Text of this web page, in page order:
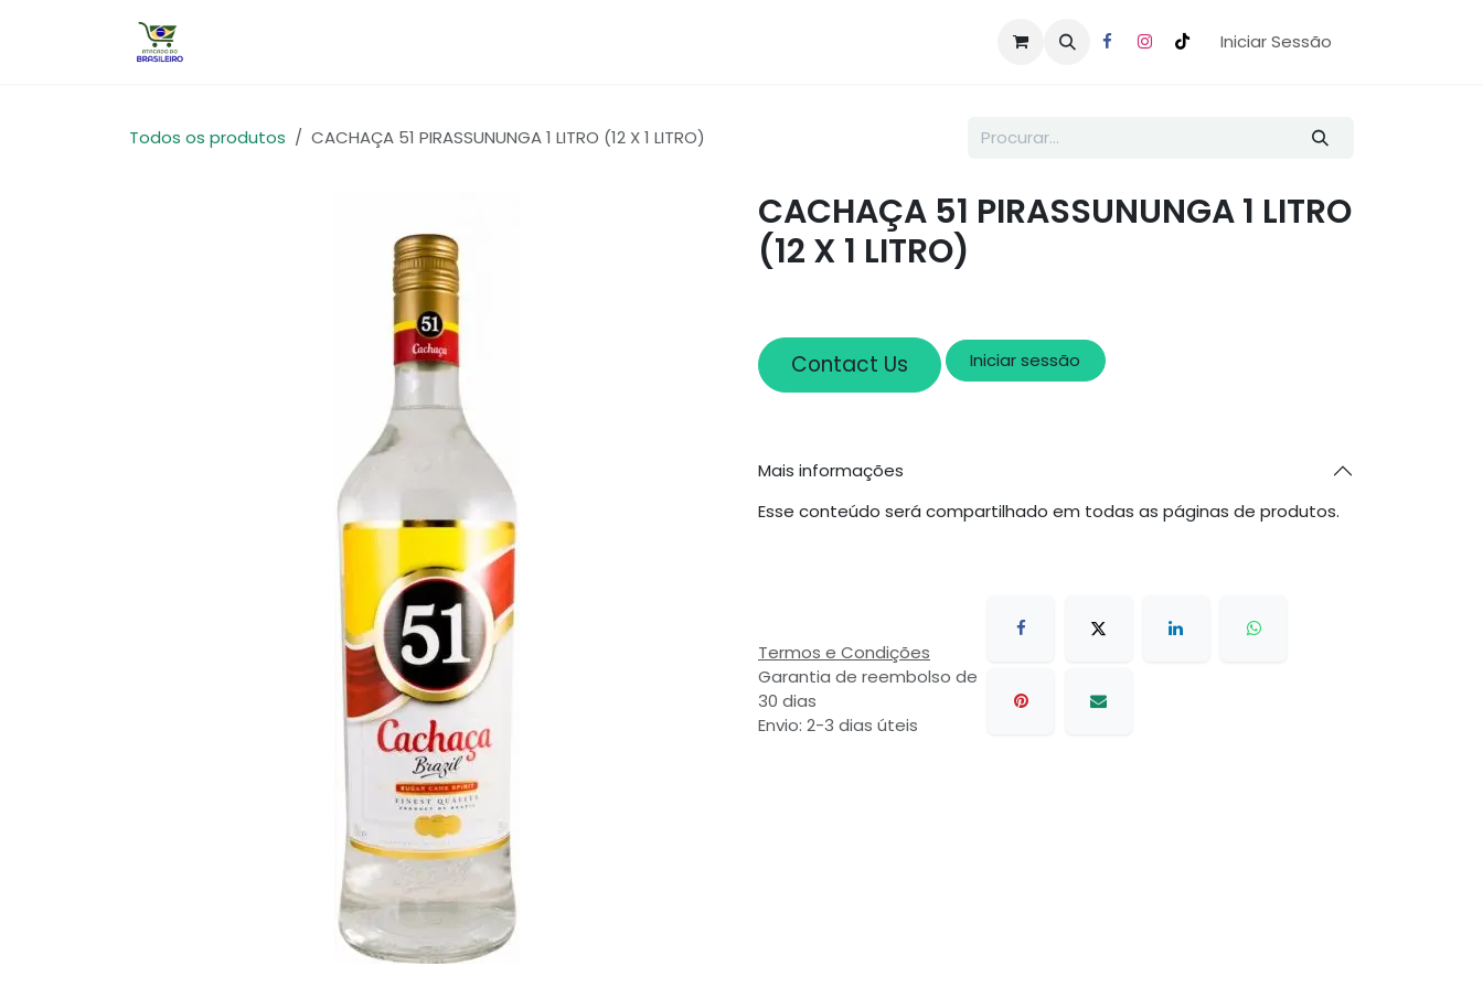
Iniciar Sessão
Todos os produtos CACHAÇA 51 PIRASSUNUNGA 1 LITRO (12 X 1 LITRO)
CACHAÇA 51 PIRASSUNUNGA 1 LITRO
(12 X 1 LITRO)
Contact Us Iniciar sessão
Mais informações
Esse conteúdo será compartilhado em todas as páginas de produtos.
Termos e Condições
Garantia de reembolso de
30 dias
Envio: 2-3 dias úteis